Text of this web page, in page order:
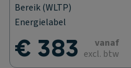
Bereik (WLTP)
Energielabel
€ 383
vanaf
excl. btw